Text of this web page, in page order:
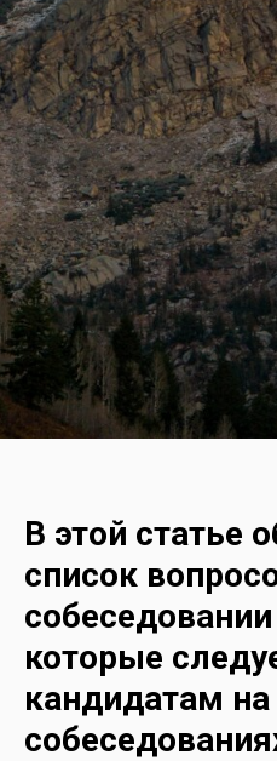
В этой статье
список
которые
кандидатам на